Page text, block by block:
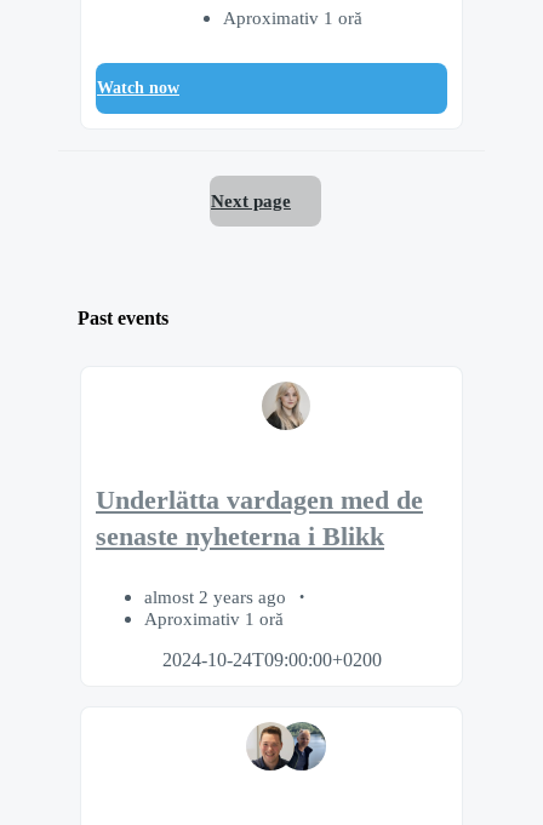
Aproximativ 1 oră
Watch now
Next page
Past events
Underlätta vardagen med de
senaste nyheterna i Blikk
almost 2 years ago
Aproximativ 1 oră
2024-10-24T09:00:00+0200